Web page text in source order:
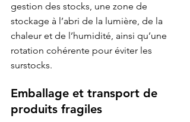
gestion des stocks, une zone de
stockage à l’abri de la lumière, de la
chaleur et de l’humidité, ainsi qu’une
rotation cohérente pour éviter les
surstocks.
Emballage et transport de
produits fragiles